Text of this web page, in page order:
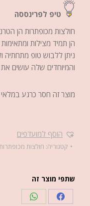
טיפ לפרינססה
חולצות מכופתרות הן
הן תמיד מצילות
ניתן ללבוש טופ מתחתיה
והמיוחדים שלה עושים
מוצר זה חסר כרגע במלאי
הוסף למועדפים
קטגוריה: חולצות
שתפי מוצר זה